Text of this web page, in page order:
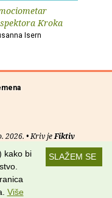
Kroka
Isern
2026. • Kriv jeFiktiv
RSS kanaliSLAŽEM SE
kako bi
Više